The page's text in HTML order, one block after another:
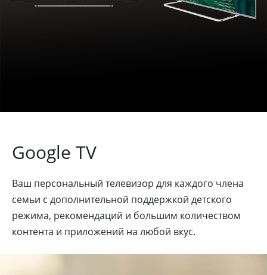
Google TV
Ваш персональный телевизор для каждого члена
семьи с дополнительной поддержкой детского
режима, рекомендаций и большим количеством
контента и приложений на любой вкус.